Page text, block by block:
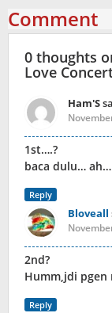
Comment
0 thoughts
Love
Ham'S
1st….?
baca dulu…
Reply
Bloveall
2nd?
Humm,jdi pgen
Reply